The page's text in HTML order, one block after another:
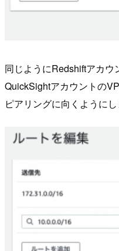
同じようにRedshiftアカウ
QuickSightアカウントの
ピアリングに向くようにし